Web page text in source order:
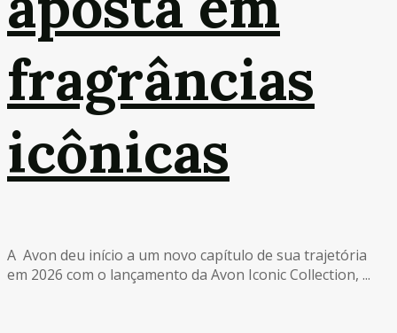
fragrâncias
icônicas
A Avon deu início a um novo capítulo de sua trajetória
em 2026 com o lançamento da Avon Iconic Collection, ...